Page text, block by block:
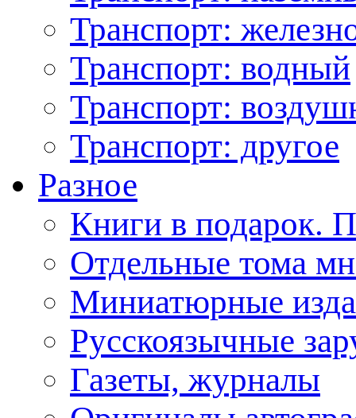
Транспорт:
Транспорт: водный
Транспорт:
Транспорт: другое
Разное
Книги в подарок.
Отдельные тома
Миниатюрные
Русскоязычные
Газеты, журналы